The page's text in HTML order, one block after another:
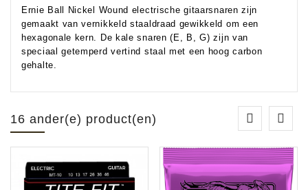
Ernie Ball Nickel Wound electrische gitaarsnaren zijn
gemaakt van vernikkeld staaldraad gewikkeld om een
hexagonale kern. De kale snaren (E, B, G) zijn van
speciaal getemperd vertind staal met een hoog carbon
gehalte.
16 ander(e) product(en)